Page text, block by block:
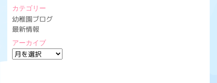
カテゴリー
幼稚園ブログ
最新情報
アーカイブ
ア